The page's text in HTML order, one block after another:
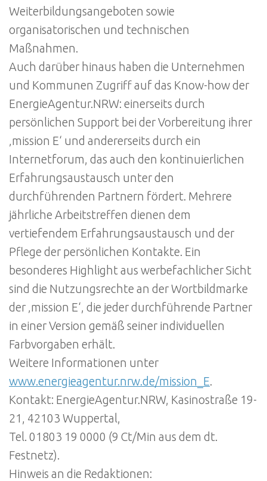
Weiterbildungsangeboten sowie
organisatorischen und technischen
Maßnahmen.
Auch darüber hinaus haben die Unternehmen
und Kommunen Zugriff auf das Know-how der
EnergieAgentur.NRW: einerseits durch
persönlichen Support bei der Vorbereitung ihrer
‚mission E‘ und andererseits durch ein
Internetforum, das auch den kontinuierlichen
Erfahrungsaustausch unter den
durchführenden Partnern fördert. Mehrere
jährliche Arbeitstreffen dienen dem
vertiefendem Erfahrungsaustausch und der
Pflege der persönlichen Kontakte. Ein
besonderes Highlight aus werbefachlicher Sicht
sind die Nutzungsrechte an der Wortbildmarke
der ‚mission E‘, die jeder durchführende Partner
in einer Version gemäß seiner individuellen
Farbvorgaben erhält.
Weitere Informationen unter
www.energieagentur.nrw.de/mission_E.
Kontakt: EnergieAgentur.NRW, Kasinostraße 19-
21, 42103 Wuppertal,
Tel. 01803 19 0000 (9 Ct/Min aus dem dt.
Festnetz).
Hinweis an die Redaktionen: